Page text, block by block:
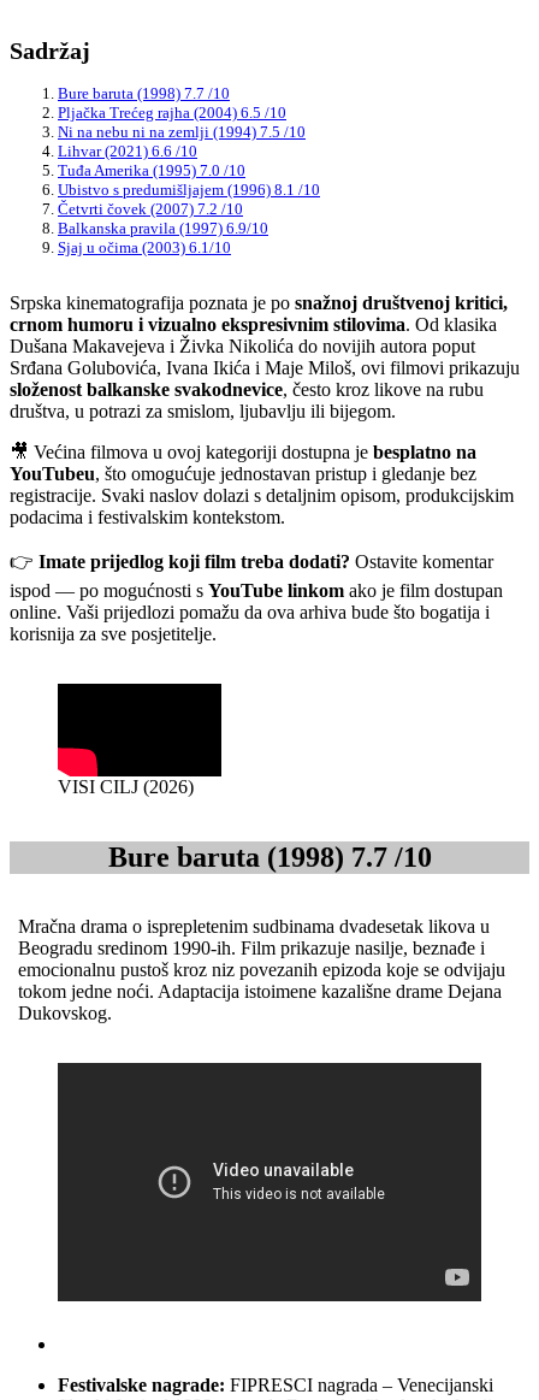
Sadržaj
Bure baruta (1998) 7.7 /10
Pljačka Trećeg rajha (2004) 6.5 /10
Ni na nebu ni na zemlji (1994) 7.5 /10
Lihvar (2021) 6.6 /10
Tuđa Amerika (1995) 7.0 /10
Ubistvo s predumišljajem (1996) 8.1 /10
Četvrti čovek (2007) 7.2 /10
Balkanska pravila (1997) 6.9/10
Sjaj u očima (2003) 6.1/10
Srpska kinematografija poznata je po snažnoj društvenoj kritici,
crnom humoru i vizualno ekspresivnim stilovima. Od klasika
Dušana Makavejeva i Živka Nikolića do novijih autora poput
Srđana Golubovića, Ivana Ikića i Maje Miloš, ovi filmovi prikazuju
složenost balkanske svakodnevice, često kroz likove na rubu
društva, u potrazi za smislom, ljubavlju ili bijegom.
🎥 Većina filmova u ovoj kategoriji dostupna je besplatno na
YouTubeu, što omogućuje jednostavan pristup i gledanje bez
registracije. Svaki naslov dolazi s detaljnim opisom, produkcijskim
podacima i festivalskim kontekstom.
👉 Imate prijedlog koji film treba dodati? Ostavite komentar
ispod — po mogućnosti s YouTube linkom ako je film dostupan
online. Vaši prijedlozi pomažu da ova arhiva bude što bogatija i
korisnija za sve posjetitelje.
VISI CILJ (2026)
Bure baruta (1998) 7.7 /10
Mračna drama o isprepletenim sudbinama dvadesetak likova u
Beogradu sredinom 1990-ih. Film prikazuje nasilje, beznađe i
emocionalnu pustoš kroz niz povezanih epizoda koje se odvijaju
tokom jedne noći. Adaptacija istoimene kazališne drame Dejana
Dukovskog.
Festivalske nagrade: FIPRESCI nagrada – Venecijanski